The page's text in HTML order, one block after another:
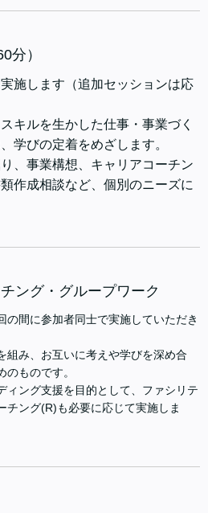
分）
施します（追加セッションは応
キルを生かした仕事・事業づく
学びの定着をめざします。
、事業構想、キャリアコーチン
作成相談など、個別のニーズに
ング・グループワーク
の間に参加者同士で実施していただき
組み、お互いに考えや学びを深め合
ものです。
ィング支援を目的として、ファシリテ
チング(R)も必要に応じて実施しま